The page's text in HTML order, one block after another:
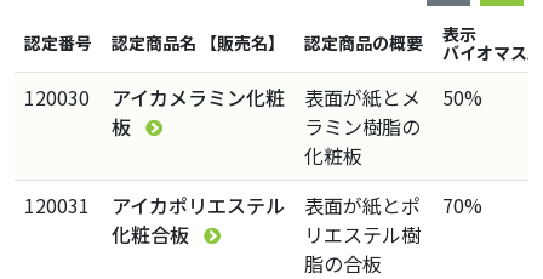
認定番号 認定商品名 【販売名】 認定商品の概要 表示
バイオマス度
120030
アイカメラミン化粧
板
表面が紙とメ
ラミン樹脂の
化粧板
50%
120031
アイカポリエステル
化粧合板
表面が紙とポ
リエステル樹
脂の合板
70%